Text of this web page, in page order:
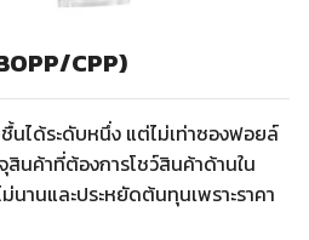
CPP)
นได้ระดับหนึ่ง แต่ไม่เท่าซองฟอยล์
สินค้าที่ต้องการโชว์สินค้าด้านใน
นานและประหยัดต้นทุนเพราะราคา